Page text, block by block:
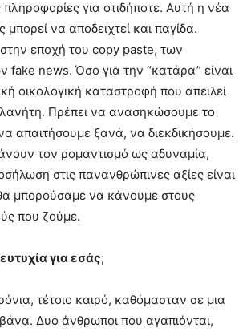
πληροφορίες για οτιδήποτε. Αυτή η νέα
μπορεί να αποδειχτεί και παγίδα.
εποχή του copy paste, των
fake news. Όσο για την “κατάρα” είναι
οικολογική καταστροφή που απειλεί
Πρέπει να ανασηκώσουμε το
απαιτήσουμε ξανά, να διεκδικήσουμε.
τον ρομαντισμό ως αδυναμία,
στις πανανθρώπινες αξίες είναι
μπορούσαμε να κάνουμε στους
που ζούμε.
για εσάς;
τέτοιο καιρό, καθόμασταν σε μια
Δυο άνθρωποι που αγαπιόνται,